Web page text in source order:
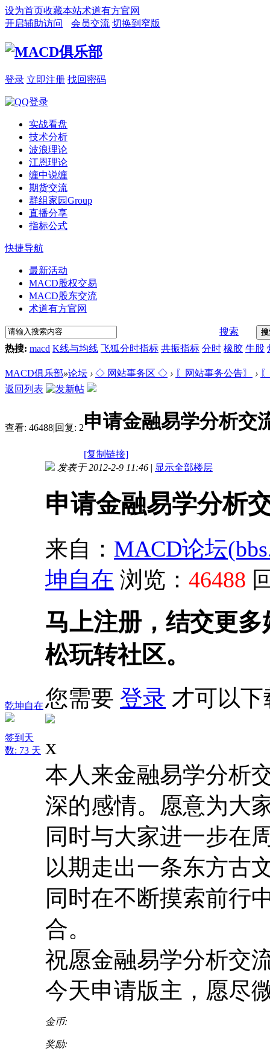
设为首页收藏本站术道有方官网
开启辅助访问
会员交流 切换到窄版
登录 立即注册 找回密码
实战看盘
技术分析
波浪理论
江恩理论
缠中说缠
期货交流
群组家园Group
直播分享
指标公式
快捷导航
最新活动
MACD股权交易
MACD股东交流
术道有方官网
搜索
热搜: macd K线与均线 飞狐分时指标 共振指标 分时 橡胶 牛股
MACD俱乐部»论坛 › ◇ 网站事务区 ◇ › 〖网站事务公告〗 ›
返回列表
查看: 46488|回复: 2申请金融易学分析交
[复制链接]
乾坤自在
签到天
数: 73 天
发表于 2012-2-9 11:46 | 显示全部楼层
申请金融易学分析
来自： MACD论坛
坤自在 浏览： 46488
马上注册，结交更
松玩转社区。
您需要 登录 才可以
x
本人来金融易学分析
深的感情。愿意为大
同时与大家进一步在
以期走出一条东方古
同时在不断摸索前行
合。
祝愿金融易学分析交
今天申请版主，愿尽
金币:
奖励: